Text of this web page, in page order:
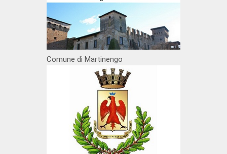
Comune di Martinengo